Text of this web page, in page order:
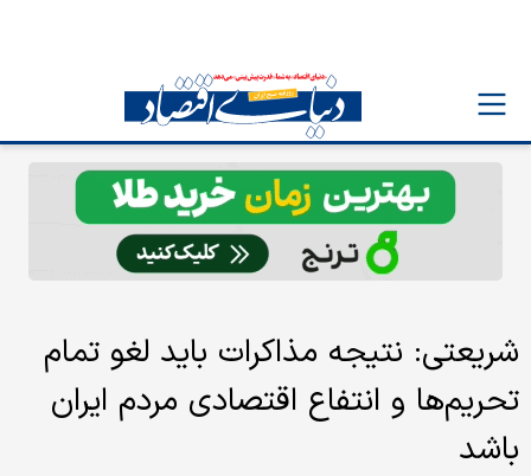
شریعتی: نتیجه مذاکرات باید لغو تمام
تحریم‌ها و انتفاع اقتصادی مردم ایران
باشد